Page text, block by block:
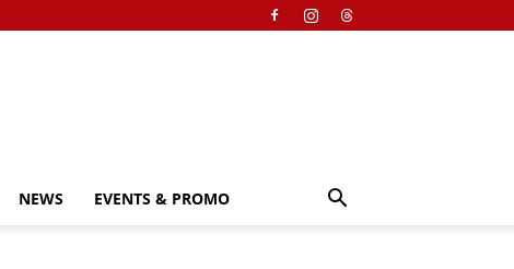
NEWS EVENTS & PROMO